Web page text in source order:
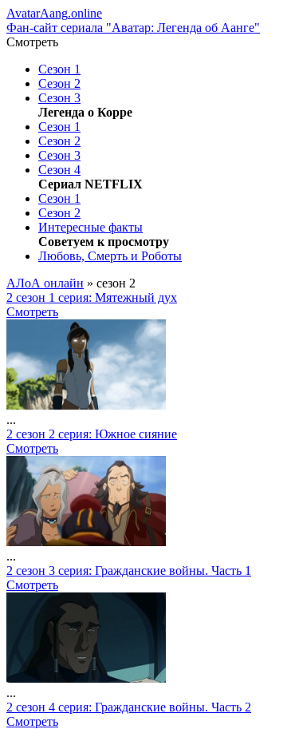
AvatarAang.online
Фан-сайт сериала "Аватар: Легенда об Аанге"
Смотреть
Сезон 1
Сезон 2
Сезон 3
Легенда о Корре
Сезон 1
Сезон 2
Сезон 3
Сезон 4
Сериал NETFLIX
Сезон 1
Сезон 2
Интересные факты
Советуем к просмотру
Любoвь, Cмeрть и Poбoты
АЛоА онлайн » сезон 2
2 сезон 1 серия: Мятежный дух
Смотреть
...
2 сезон 2 серия: Южное сияние
Смотреть
...
2 сезон 3 серия: Гражданские войны. Часть 1
Смотреть
...
2 сезон 4 серия: Гражданские войны. Часть 2
Смотреть